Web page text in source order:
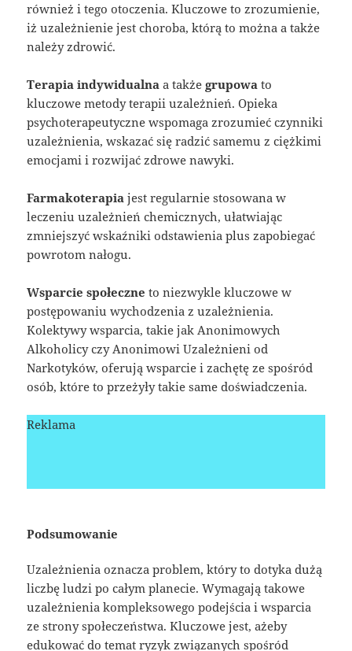
również i tego otoczenia. Kluczowe to zrozumienie,
iż uzależnienie jest choroba, którą to można a także
należy zdrowić.
Terapia indywidualna a takżegrupowa to
kluczowe metody terapii uzależnień. Opieka
psychoterapeutyczne wspomaga zrozumieć czynniki
uzależnienia, wskazać się radzić samemu z ciężkimi
emocjami i rozwijać zdrowe nawyki.
Farmakoterapia jest regularnie stosowana w
leczeniu uzależnień chemicznych, ułatwiając
zmniejszyć wskaźniki odstawienia plus zapobiegać
powrotom nałogu.
Wsparcie społeczne to niezwykle kluczowe w
postępowaniu wychodzenia z uzależnienia.
Kolektywy wsparcia, takie jak Anonimowych
Alkoholicy czy Anonimowi Uzależnieni od
Narkotyków, oferują wsparcie i zachętę ze spośród
osób, które to przeżyły takie same doświadczenia.
Reklama
Podsumowanie
Uzależnienia oznacza problem, który to dotyka dużą
liczbę ludzi po całym planecie. Wymagają takowe
uzależnienia kompleksowego podejścia i wsparcia
ze strony społeczeństwa. Kluczowe jest, ażeby
edukować do temat ryzyk związanych spośród